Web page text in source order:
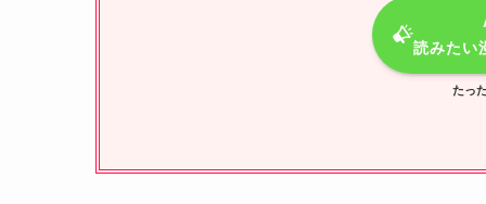
読みたい
たっ